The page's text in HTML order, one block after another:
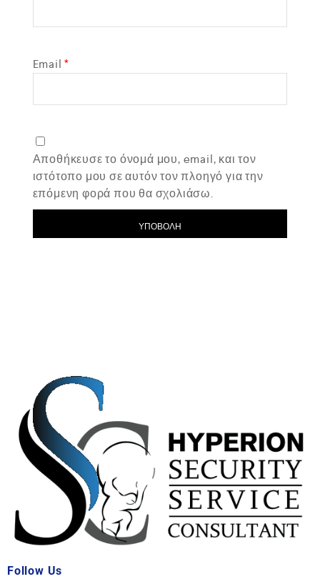
Email*
Αποθήκευσε το όνομά μου, email, και τον
ιστότοπο μου σε αυτόν τον πλοηγό για την
επόμενη φορά που θα σχολιάσω.
Follow Us